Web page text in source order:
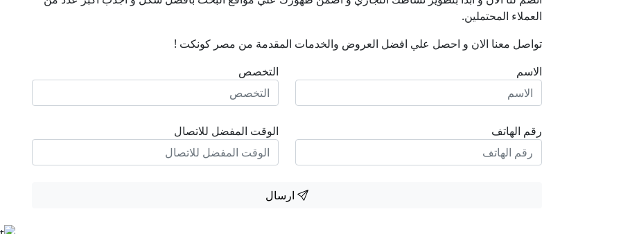
العملاء المحتملين.
تواصل معنا الان و احصل علي افضل العروض والخدمات المقدمة من مصر كونكت !
الاسم
رقم الهاتف
التخصص
الوقت المفضل للاتصال
ارسال